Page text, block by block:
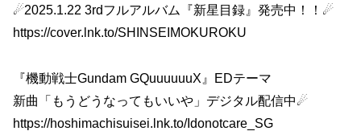
☄2025.1.22 3rdフルアルバム『新星目録』発売中！！☄
https://cover.lnk.to/SHINSEIMOKUROKU
『機動戦士Gundam GQuuuuuuX』EDテーマ
新曲「もうどうなってもいいや」デジタル配信中☄
https://hoshimachisuisei.lnk.to/Idonotcare_SG